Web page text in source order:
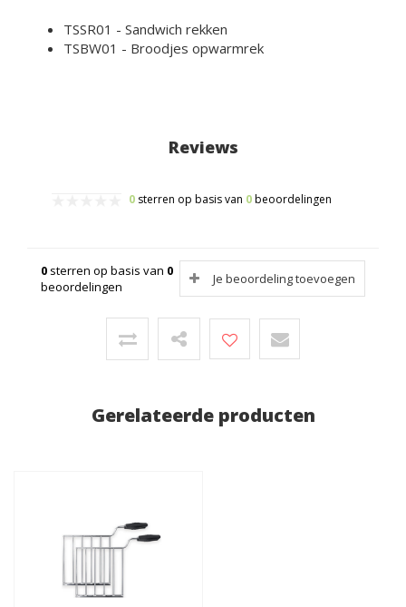
TSSR01 - Sandwich rekken
TSBW01 - Broodjes opwarmrek
Reviews
0 sterren op basis van 0beoordelingen
0 sterren op basis van 0
beoordelingen
Je beoordeling toevoegen
Gerelateerde producten